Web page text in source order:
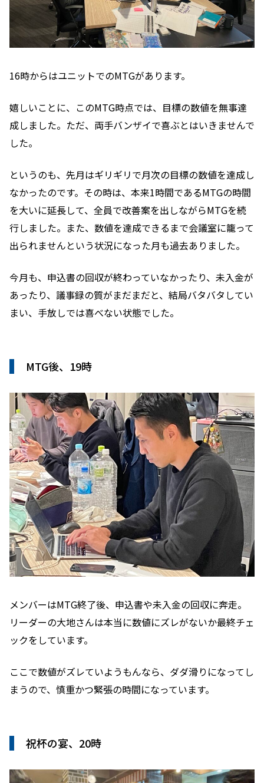
16時からはユニットでのMTGがあります。
嬉しいことに、このMTG時点では、目標の数値を無事達
成しました。ただ、両手バンザイで喜ぶとはいきませんで
した。
というのも、先月はギリギリで月次の目標の数値を達成し
なかったのです。その時は、本来1時間であるMTGの時間
を大いに延長して、全員で改善案を出しながらMTGを続
行しました。また、数値を達成できるまで会議室に籠って
出られませんという状況になった月も過去ありました。
今月も、申込書の回収が終わっていなかったり、未入金が
あったり、議事録の質がまだまだと、結局バタバタしてい
まい、手放しでは喜べない状態でした。
MTG後、19時
メンバーはMTG終了後、申込書や未入金の回収に奔走。
リーダーの大地さんは本当に数値にズレがないか最終チェ
ックをしています。
ここで数値がズレていようもんなら、ダダ滑りになってし
まうので、慎重かつ緊張の時間になっています。
祝杯の宴、20時